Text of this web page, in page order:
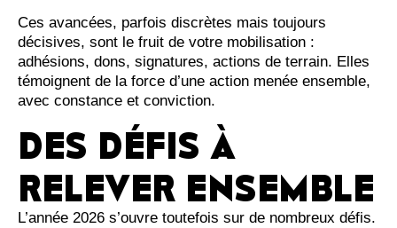
Ces avancées, parfois discrètes mais toujours
décisives, sont le fruit de votre mobilisation :
adhésions, dons, signatures, actions de terrain. Elles
témoignent de la force d’une action menée ensemble,
avec constance et conviction.
DES DÉFIS À
RELEVER ENSEMBLE
L’année 2026 s’ouvre toutefois sur de nombreux défis.